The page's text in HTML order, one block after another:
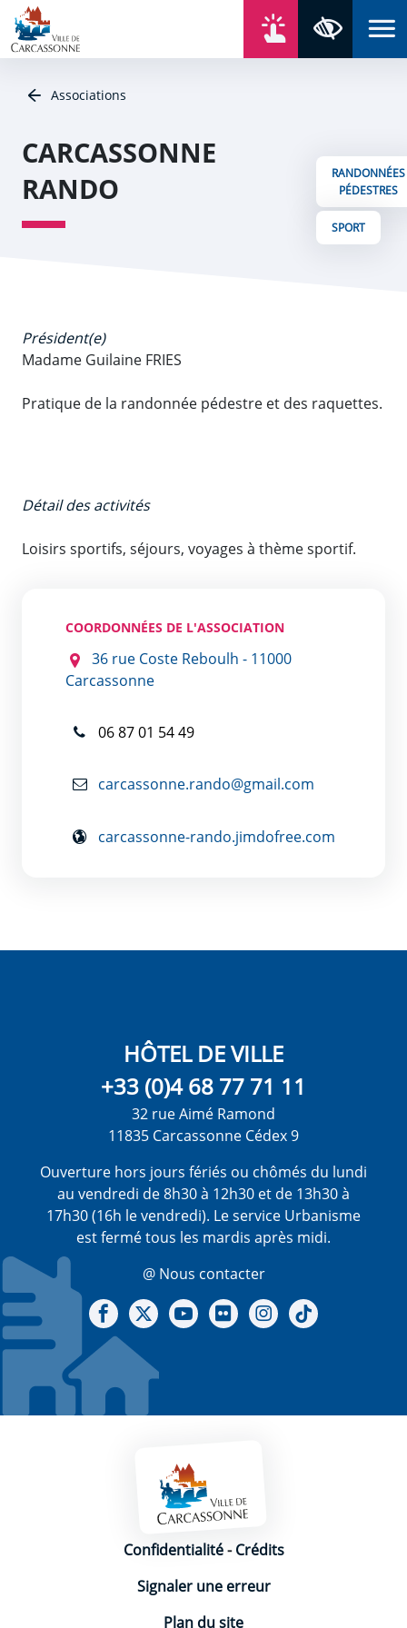
Aller au contenu
Aller au menu
Aller au plan du site
Aller à la recherche
Associations
CARCASSONNE
RANDO
RANDONNÉES
PÉDESTRES
SPORT
Président(e)
Madame Guilaine FRIES
Pratique de la randonnée pédestre et des raquettes.
Détail des activités
Loisirs sportifs, séjours, voyages à thème sportif.
COORDONNÉES DE L'ASSOCIATION
36 rue Coste Reboulh - 11000
Carcassonne
06 87 01 54 49
carcassonne.rando@gmail.com
carcassonne-rando.jimdofree.com
HÔTEL DE VILLE
+33 (0)4 68 77 71 11
32 rue Aimé Ramond
11835 Carcassonne Cédex 9
Ouverture hors jours fériés ou chômés du lundi
au vendredi de 8h30 à 12h30 et de 13h30 à
17h30 (16h le vendredi). Le service Urbanisme
est fermé tous les mardis après midi.
@ Nous contacter
Notre Facebook
Notre X - (twitter)
Notre chaine Youtube
Notre Gallerie sur Flickr
Notre Instagram
Mentions légales
Confidentialité-Crédits
Signaler une erreur
Plan du site
Panneau de gestion des cookies